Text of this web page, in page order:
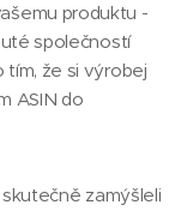
produktu -
společností
tím, že si výrobej
ASIN do
zamýšleli